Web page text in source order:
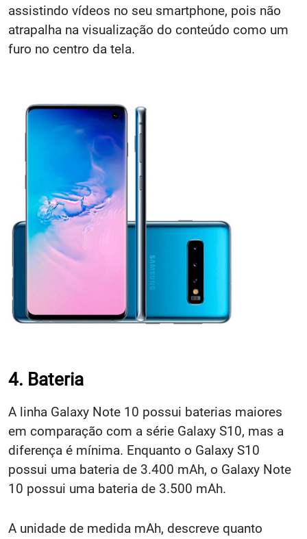
assistindo vídeos no seu smartphone, pois não
atrapalha na visualização do conteúdo como um
furo no centro da tela.
4. Bateria
A linha Galaxy Note 10 possui baterias maiores
em comparação com a série Galaxy S10, mas a
diferença é mínima. Enquanto o Galaxy S10
possui uma bateria de 3.400 mAh, o Galaxy Note
10 possui uma bateria de 3.500 mAh.
A unidade de medida mAh, descreve quanto